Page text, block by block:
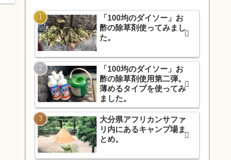
「100均のダイソー」お
酢の除草剤使ってみまし
た。
「100均のダイソー」お
酢の除草剤使用第二弾。
薄めるタイプを使ってみ
ました。
大分県アフリカンサファ
リ内にあるキャンプ場ま
とめ。